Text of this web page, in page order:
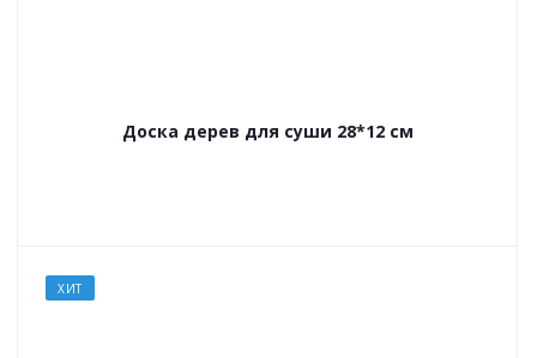
Доска дерев для суши 28*12 см
ХИТ